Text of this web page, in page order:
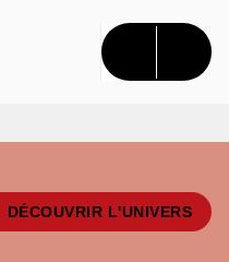
CONTENU
DÉCOUVRIR L'UNIVERS